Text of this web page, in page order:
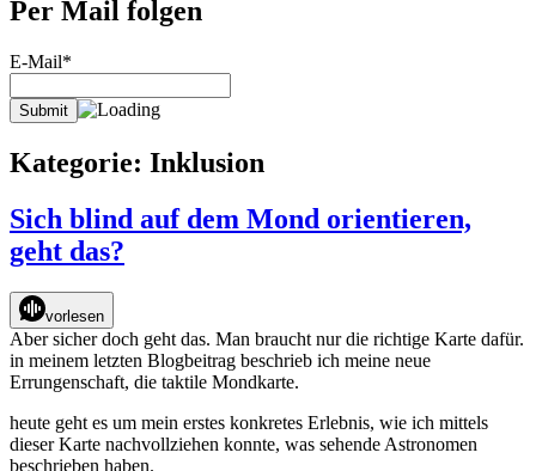
Per Mail folgen
E-Mail*
Kategorie: Inklusion
Sich blind auf dem Mond orientieren,
geht das?
vorlesen
Aber sicher doch geht das. Man braucht nur die richtige Karte dafür.
in meinem letzten Blogbeitrag beschrieb ich meine neue
Errungenschaft, die taktile Mondkarte.
heute geht es um mein erstes konkretes Erlebnis, wie ich mittels
dieser Karte nachvollziehen konnte, was sehende Astronomen
beschrieben haben.